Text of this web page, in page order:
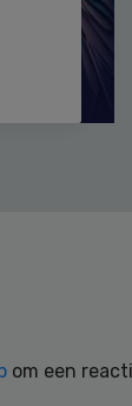
om een